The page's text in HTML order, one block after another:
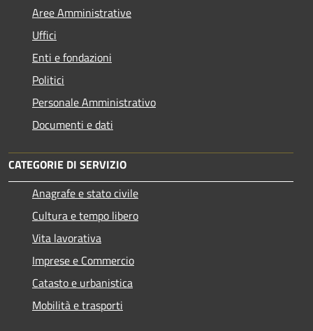
Aree Amministrative
Uffici
Enti e fondazioni
Politici
Personale Amministrativo
Documenti e dati
CATEGORIE DI SERVIZIO
Anagrafe e stato civile
Cultura e tempo libero
Vita lavorativa
Imprese e Commercio
Catasto e urbanistica
Mobilità e trasporti